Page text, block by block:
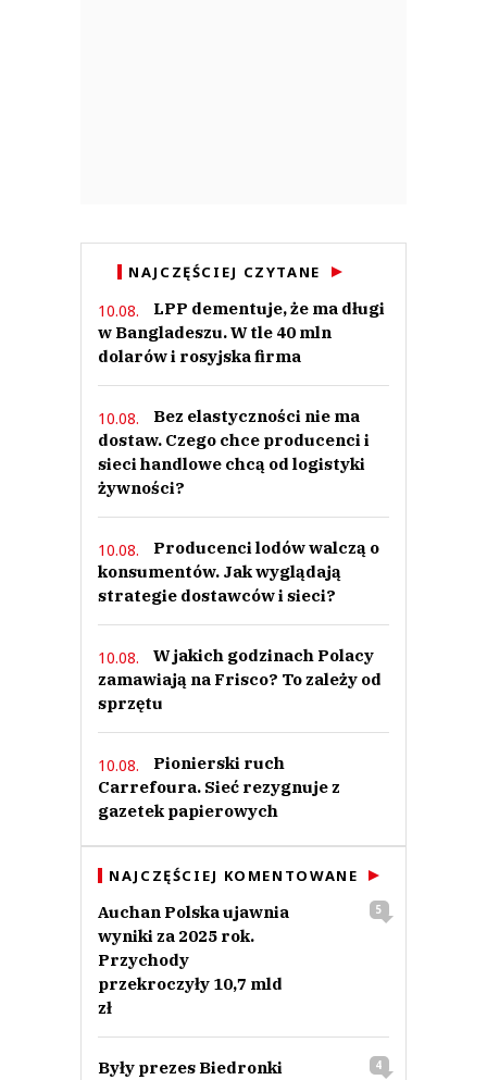
NAJCZĘŚCIEJ CZYTANE
10.08.
LPP dementuje, że ma długi
w Bangladeszu. W tle 40 mln
dolarów i rosyjska firma
10.08.
Bez elastyczności nie ma
dostaw. Czego chce producenci i
sieci handlowe chcą od logistyki
żywności?
10.08.
Producenci lodów walczą o
konsumentów. Jak wyglądają
strategie dostawców i sieci?
10.08.
W jakich godzinach Polacy
zamawiają na Frisco? To zależy od
sprzętu
10.08.
Pionierski ruch
Carrefoura. Sieć rezygnuje z
gazetek papierowych
NAJCZĘŚCIEJ KOMENTOWANE
Auchan Polska ujawnia
wyniki za 2025 rok.
Przychody
przekroczyły 10,7 mld
zł
5
Były prezes Biedronki
4